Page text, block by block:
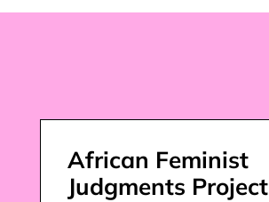
African Feminist
Judgments Project